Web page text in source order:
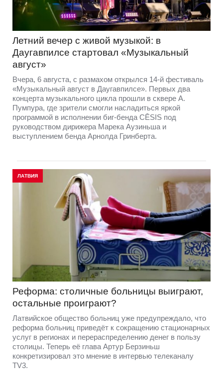
Летний вечер с живой музыкой: в
Даугавпилсе стартовал «Музыкальный
август»
Вчера, 6 августа, с размахом открылся 14-й фестиваль
«Музыкальный август в Даугавпилсе». Первых два
концерта музыкального цикла прошли в сквере А.
Пумпура, где зрители смогли насладиться яркой
программой в исполнении биг-бенда CĒSIS под
руководством дирижера Марека Аузиньша и
выступлением бенда Арнолда Гринберта.
ЛАТВИЯ
Реформа: столичные больницы выиграют,
остальные проиграют?
Латвийское общество больниц уже предупреждало, что
реформа больниц приведёт к сокращению стационарных
услуг в регионах и перераспределению денег в пользу
столицы. Теперь её глава Артур Берзиньш
конкретизировал это мнение в интервью телеканалу
TV3.